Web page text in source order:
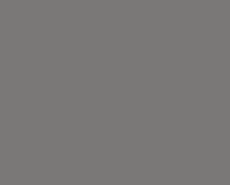
Enfermedades